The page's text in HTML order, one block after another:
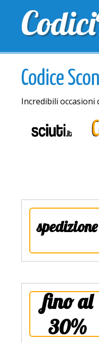
TOP SCONTI
Codice
Incredibili occasioni
spedizione
fino al
30%